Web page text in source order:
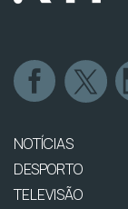
NOTÍCIAS
DESPORTO
TELEVISÃO